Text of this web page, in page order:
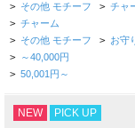
> その他 モチーフ > チャ
> チャーム
> その他 モチーフ > お守
> ～40,000円
> 50,001円～
NEW PICK UP